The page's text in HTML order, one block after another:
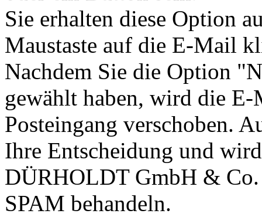
Sie erhalten diese Option
Maustaste auf die E-Mail
Nachdem Sie die Option
gewählt haben, wird die
Posteingang verschoben.
Ihre Entscheidung und
DÜRHOLDT GmbH &
SPAM behandeln.